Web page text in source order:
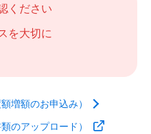
ください
を大切に
増額のお申込み）
のアップロード）